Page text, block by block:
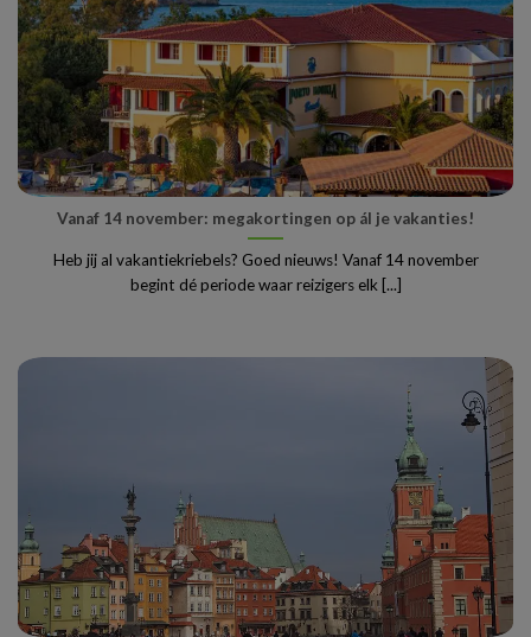
Vanaf 14 november: megakortingen op ál je vakanties!
Heb jij al vakantiekriebels? Goed nieuws! Vanaf 14 november
begint dé periode waar reizigers elk [...]